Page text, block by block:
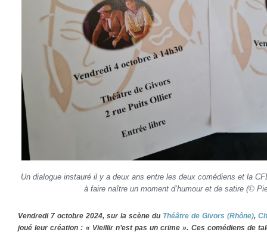
Un dialogue instauré il y a deux ans entre les deux comédiens et la
à faire naître un moment d’humour et de satire (©
Vendredi 7 octobre 2024, sur la scène du Théâtre de Givors (Rhône),
joué leur création : « Vieillir n’est pas un crime ». Ces comédiens de